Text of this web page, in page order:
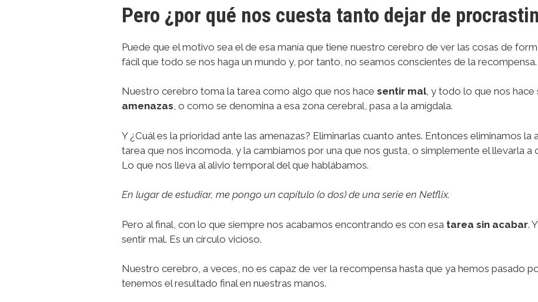
Pero ¿por qué nos cuesta tanto dejar de
Puede que el motivo sea el de esa manía que tiene nuestro cerebro de ver las cosas de
fácil que todo se nos haga un mundo y, por tanto, no seamos conscientes de la recompensa.
Nuestro cerebro toma la tarea como algo que nos hace sentir mal, y todo lo que nos hace
amenazas, o como se denomina a esa zona cerebral, pasa a la amígdala.
Y ¿Cuál es la prioridad ante las amenazas? Eliminarlas cuanto antes. Entonces eliminamos la
tarea que nos incomoda, y la cambiamos por una que nos gusta, o simplemente el llevarla a
Lo que nos lleva al alivio temporal del que hablábamos.
En lugar de estudiar, me pongo un capítulo (o dos) de una serie en Netflix.
Pero al final, con lo que siempre nos acabamos encontrando es con esa tarea sin acabar.
sentir mal. Es un círculo vicioso.
Nuestro cerebro, a veces, no es capaz de ver la recompensa hasta que ya hemos pasado
tenemos el resultado final en nuestras manos.